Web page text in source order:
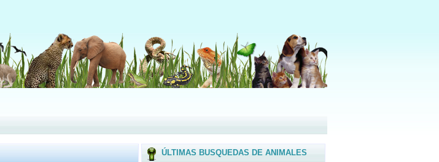
ÚLTIMAS BUSQUEDAS DE ANIMALES